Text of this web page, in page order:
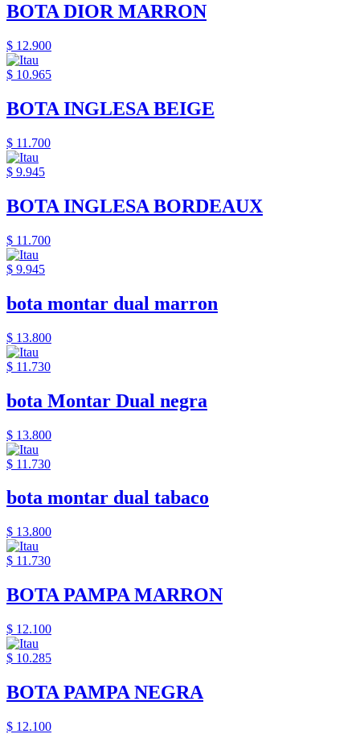
BOTA DIOR MARRON
$ 12.900
$ 10.965
BOTA INGLESA BEIGE
$ 11.700
$ 9.945
BOTA INGLESA BORDEAUX
$ 11.700
$ 9.945
bota montar dual marron
$ 13.800
$ 11.730
bota Montar Dual negra
$ 13.800
$ 11.730
bota montar dual tabaco
$ 13.800
$ 11.730
BOTA PAMPA MARRON
$ 12.100
$ 10.285
BOTA PAMPA NEGRA
$ 12.100